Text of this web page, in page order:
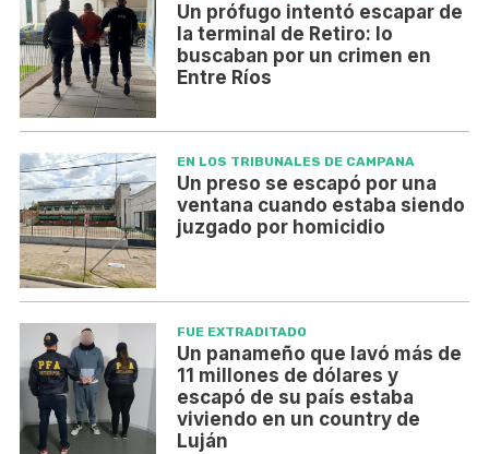
Un prófugo intentó escapar de
la terminal de Retiro: lo
buscaban por un crimen en
Entre Ríos
EN LOS TRIBUNALES DE CAMPANA
Un preso se escapó por una
ventana cuando estaba siendo
juzgado por homicidio
FUE EXTRADITADO
Un panameño que lavó más de
11 millones de dólares y
escapó de su país estaba
viviendo en un country de
Luján